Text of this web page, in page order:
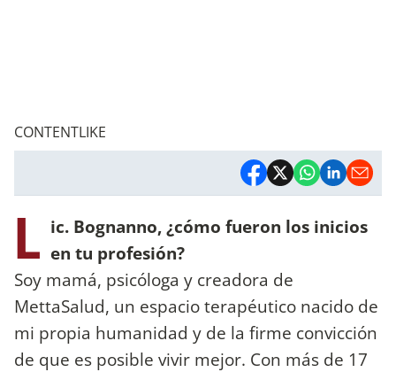
CONTENTLIKE
L ic. Bognanno, ¿cómo fueron los inicios
en tu profesión?
Soy mamá, psicóloga y creadora de
MettaSalud, un espacio terapéutico nacido de
mi propia humanidad y de la firme convicción
de que es posible vivir mejor. Con más de 17